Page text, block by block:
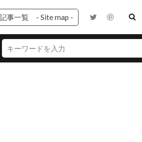
記事一覧 - Site map -